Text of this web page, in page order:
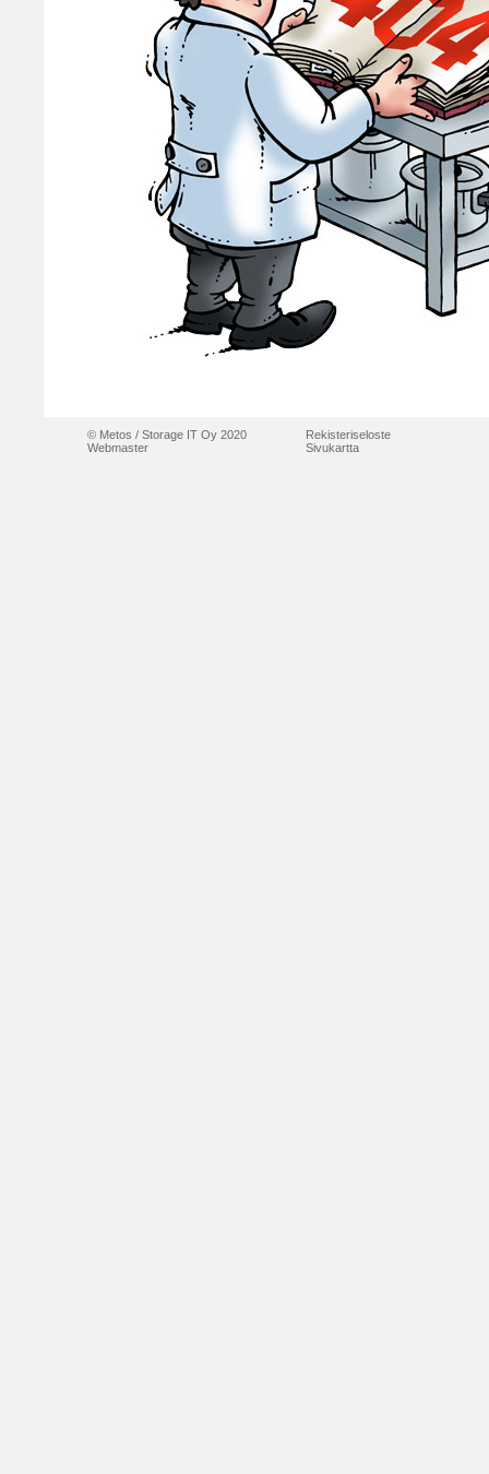
© Metos / Storage IT Oy 2020
Webmaster
Rekisteriseloste
Sivukartta